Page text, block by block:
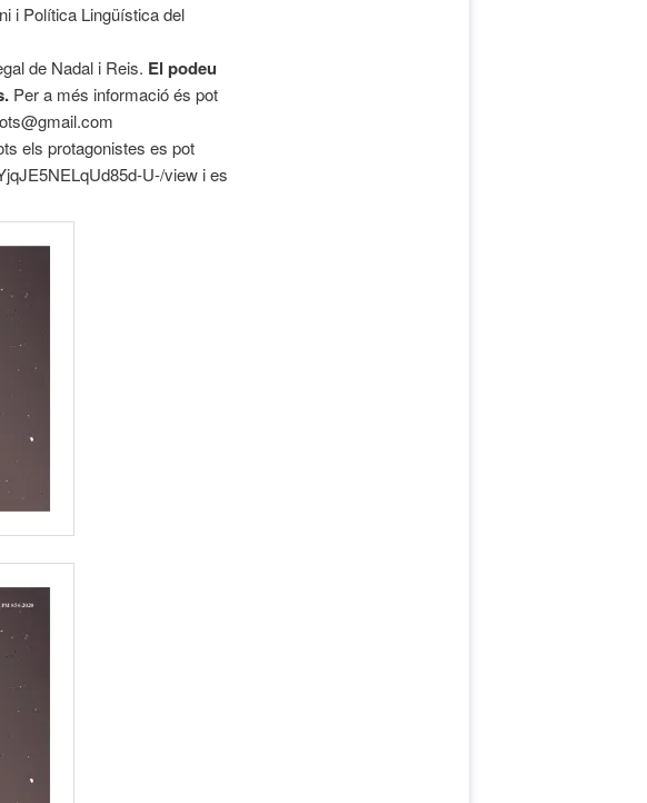
i Política Lingüística del
de Nadal i Reis. El podeu
Per a més informació és pot
els protagonistes es pot
U-/view i es